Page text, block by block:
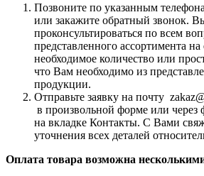
Позвоните по указанным
или закажите обратный звонок.
проконсультироваться по всем
представленного ассортимента на
необходимое количество или
что Вам необходимо из
продукции.
Отправьте заявку на почту
в произвольной форме или через
на вкладке Контакты. С Вами
уточнения всех деталей
Оплата товара возможна